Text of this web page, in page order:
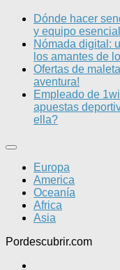
Dónde hacer
y equipo esencial
Nómada digital:
los amantes de
Ofertas de
aventura!
Empleado de
apuestas
ella?
Europa
America
Oceanía
Africa
Asia
Pordescubrir.com